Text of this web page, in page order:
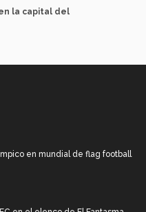
la capital del
en mundial de flag football